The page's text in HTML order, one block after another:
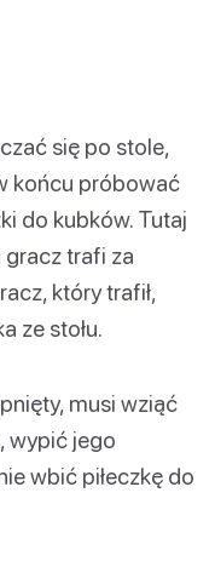
się po stole,
końcu próbować
do kubków. Tutaj
gracz trafi za
który trafił,
ze stołu.
musi wziąć
wypić jego
wbić piłeczkę do